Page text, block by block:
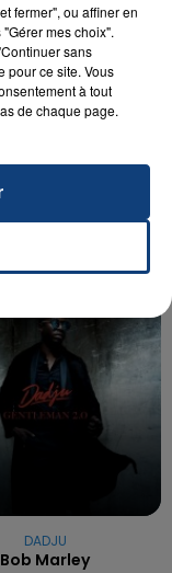
FAIRE
qui a
ses
DADJU
Bob Marley
fermer", ou affiner en
mes choix".
sans
pour ce site. Vous
à tout
de chaque page.